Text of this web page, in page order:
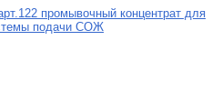
промывочный концентрат для
подачи СОЖ